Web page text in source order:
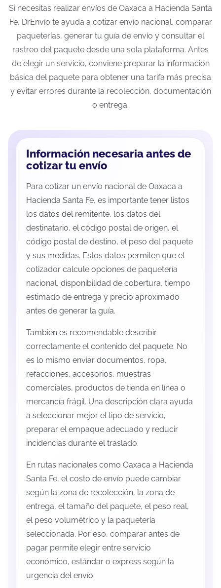
Si necesitas realizar envíos de Oaxaca a Hacienda Santa
Fe, DrEnvío te ayuda a cotizar envío nacional, comparar
paqueterías, generar tu guía de envío y consultar el
rastreo del paquete desde una sola plataforma. Antes
de elegir un servicio, conviene preparar la información
básica del paquete para obtener una tarifa más precisa
y evitar errores durante la recolección, documentación
o entrega.
Información necesaria antes de
cotizar tu envío
Para cotizar un envío nacional de Oaxaca a
Hacienda Santa Fe, es importante tener listos
los datos del remitente, los datos del
destinatario, el código postal de origen, el
código postal de destino, el peso del paquete
y sus medidas. Estos datos permiten que el
cotizador calcule opciones de paquetería
nacional, disponibilidad de cobertura, tiempo
estimado de entrega y precio aproximado
antes de generar la guía.
También es recomendable describir
correctamente el contenido del paquete. No
es lo mismo enviar documentos, ropa,
refacciones, accesorios, muestras
comerciales, productos de tienda en línea o
mercancía frágil. Una descripción clara ayuda
a seleccionar mejor el tipo de servicio,
preparar el empaque adecuado y reducir
incidencias durante el traslado.
En rutas nacionales como Oaxaca a Hacienda
Santa Fe, el costo de envío puede cambiar
según la zona de recolección, la zona de
entrega, el tamaño del paquete, el peso real,
el peso volumétrico y la paquetería
seleccionada. Por eso, comparar antes de
pagar permite elegir entre servicio
económico, estándar o express según la
urgencia del envío.